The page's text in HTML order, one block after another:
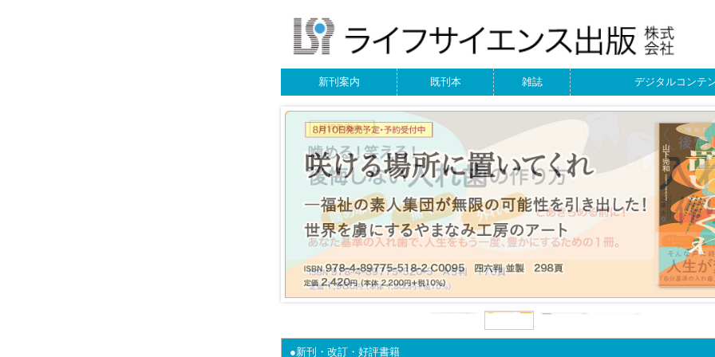
新刊案内 既刊本 雑誌 デジタルコンテ
●新刊・改訂・好評書籍